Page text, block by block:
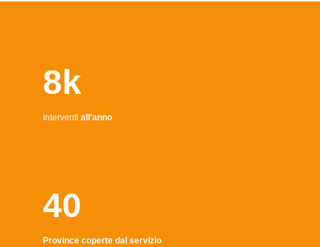
8k
Interventi all’anno
40
Province coperte dal servizio